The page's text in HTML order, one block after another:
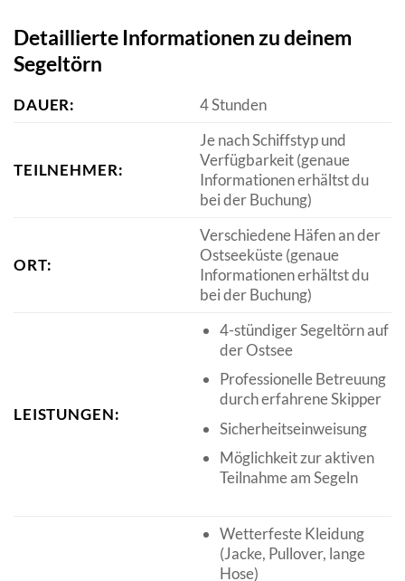
Detaillierte Informationen zu deinem
Segeltörn
DAUER: 4 Stunden
TEILNEHMER:
Je nach Schiffstyp und
Verfügbarkeit (genaue
Informationen erhältst du
bei der Buchung)
ORT:
Verschiedene Häfen an der
Ostseeküste (genaue
Informationen erhältst du
bei der Buchung)
LEISTUNGEN:
4-stündiger Segeltörn auf
der Ostsee
Professionelle Betreuung
durch erfahrene Skipper
Sicherheitseinweisung
Möglichkeit zur aktiven
Teilnahme am Segeln
Wetterfeste Kleidung
(Jacke, Pullover, lange
Hose)